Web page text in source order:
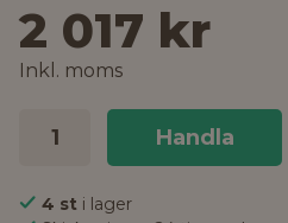
2 017 kr
Inkl. moms
Handla
4 st i lager